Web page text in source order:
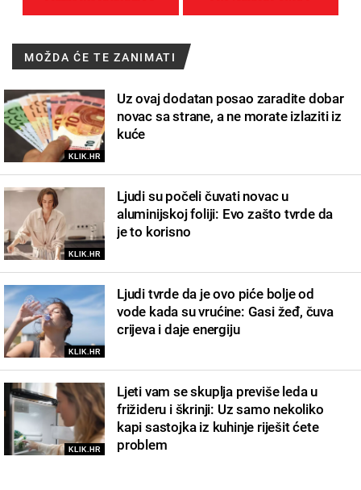
MOŽDA ĆE TE ZANIMATI
KLIK.HR
Uz ovaj dodatan posao zaradite dobar
novac sa strane, a ne morate izlaziti iz
kuće
KLIK.HR
Ljudi su počeli čuvati novac u
aluminijskoj foliji: Evo zašto tvrde da
je to korisno
KLIK.HR
Ljudi tvrde da je ovo piće bolje od
vode kada su vrućine: Gasi žeđ, čuva
crijeva i daje energiju
KLIK.HR
Ljeti vam se skuplja previše leda u
frižideru i škrinji: Uz samo nekoliko
kapi sastojka iz kuhinje riješit ćete
problem